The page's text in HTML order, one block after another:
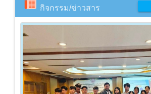
กิจกรรม/ข่าวสาร